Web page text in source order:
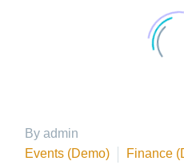
By admin
Events (Demo)
Finance